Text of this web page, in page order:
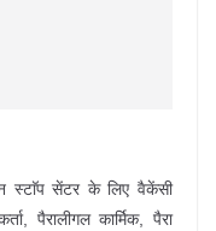
स्टाॅप सेंटर के लिए वैकेंसी
पैरालीगल कार्मिक, पैरा